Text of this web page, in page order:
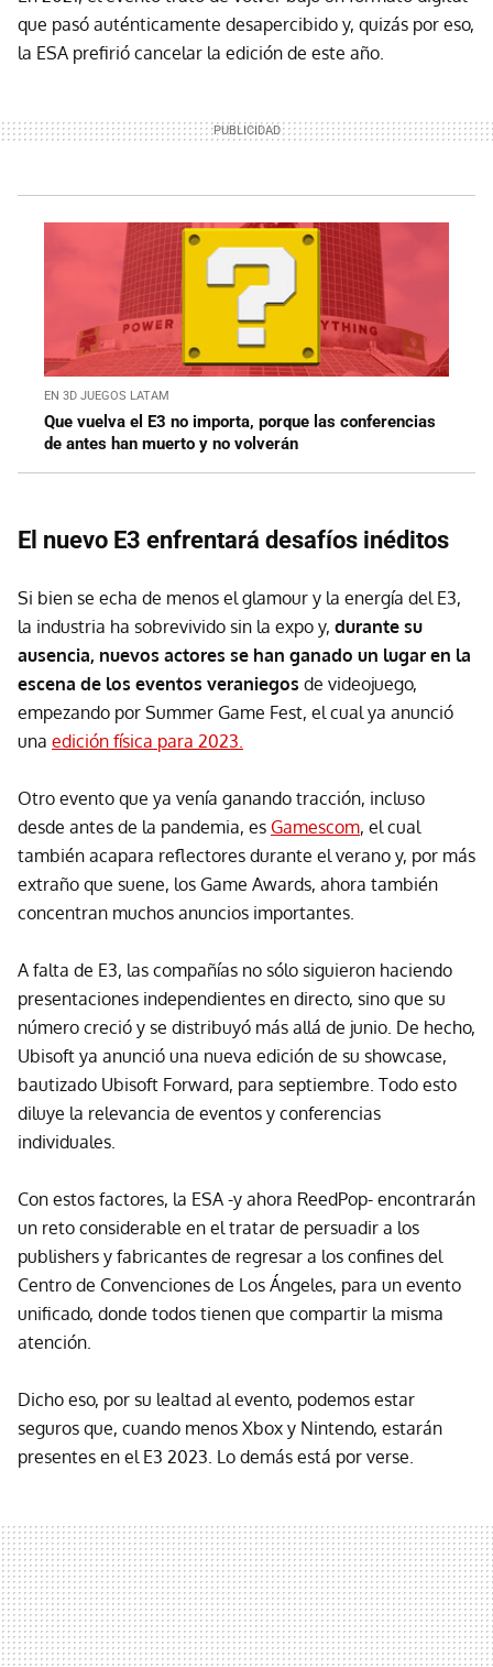
que pasó auténticamente desapercibido y, quizás por eso,
la ESA prefirió cancelar la edición de este año.
EN 3D JUEGOS LATAM
Que vuelva el E3 no importa, porque las conferencias
de antes han muerto y no volverán
El nuevo E3 enfrentará desafíos inéditos
Si bien se echa de menos el glamour y la energía del E3,
la industria ha sobrevivido sin la expo y, durante su
ausencia, nuevos actores se han ganado un lugar en la
escena de los eventos veraniegos de videojuego,
empezando por Summer Game Fest, el cual ya anunció
una edición física para 2023.
Otro evento que ya venía ganando tracción, incluso
desde antes de la pandemia, es Gamescom, el cual
también acapara reflectores durante el verano y, por más
extraño que suene, los Game Awards, ahora también
concentran muchos anuncios importantes.
A falta de E3, las compañías no sólo siguieron haciendo
presentaciones independientes en directo, sino que su
número creció y se distribuyó más allá de junio. De hecho,
Ubisoft ya anunció una nueva edición de su showcase,
bautizado Ubisoft Forward, para septiembre. Todo esto
diluye la relevancia de eventos y conferencias
individuales.
Con estos factores, la ESA -y ahora ReedPop- encontrarán
un reto considerable en el tratar de persuadir a los
publishers y fabricantes de regresar a los confines del
Centro de Convenciones de Los Ángeles, para un evento
unificado, donde todos tienen que compartir la misma
atención.
Dicho eso, por su lealtad al evento, podemos estar
seguros que, cuando menos Xbox y Nintendo, estarán
presentes en el E3 2023. Lo demás está por verse.